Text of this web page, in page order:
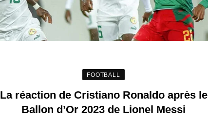
FOOTBALL
La réaction de Cristiano Ronaldo après le
Ballon d’Or 2023 de Lionel Messi